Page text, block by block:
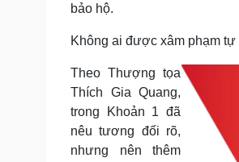
bảo hộ.
Không ai được xâm phạm
Theo Thượng tọa
Thích Gia Quang,
trong Khoản 1 đã
nêu tương đối rõ,
nhưng nên thêm